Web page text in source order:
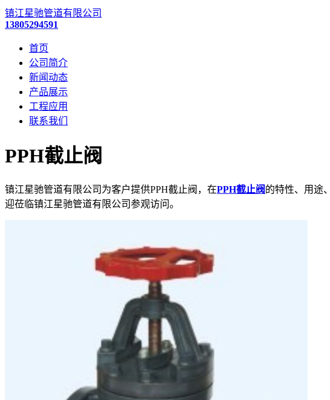
镇江星驰管道有限公司
13805294591
首页
公司简介
新闻动态
产品展示
工程应用
联系我们
PPH截止阀
镇江星驰管道有限公司为客户提供PPH截止阀，在PPH截止阀的特性、用途
迎莅临镇江星驰管道有限公司参观访问。